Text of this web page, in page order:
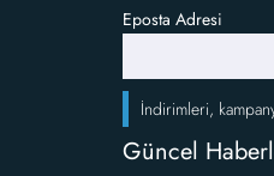
Eposta Adresi
İndirimleri,
Güncel